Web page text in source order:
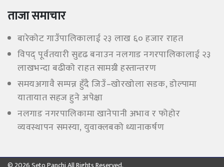
ताजा समाचार
बारेकोट गाउँपालिकालाई २३ लाख ६० हजार राहत
विपद् पूर्वतयारी सुदृढ बनाउन नलगाड नगरपालिकालाई २३
लाखभन्दा बढीको राहत सामग्री हस्तान्तरण
समयअगावै सम्पन्न हुँदै जिउँ–खोरखोला सडक, डोल्पामा
यातायात सहज हुने अपेक्षा
नलगाड नगरपालिकामा खानेपानी अभाव र फोहोर
व्यवस्थापन समस्या, युवाक्लबको ध्यानाकर्षण